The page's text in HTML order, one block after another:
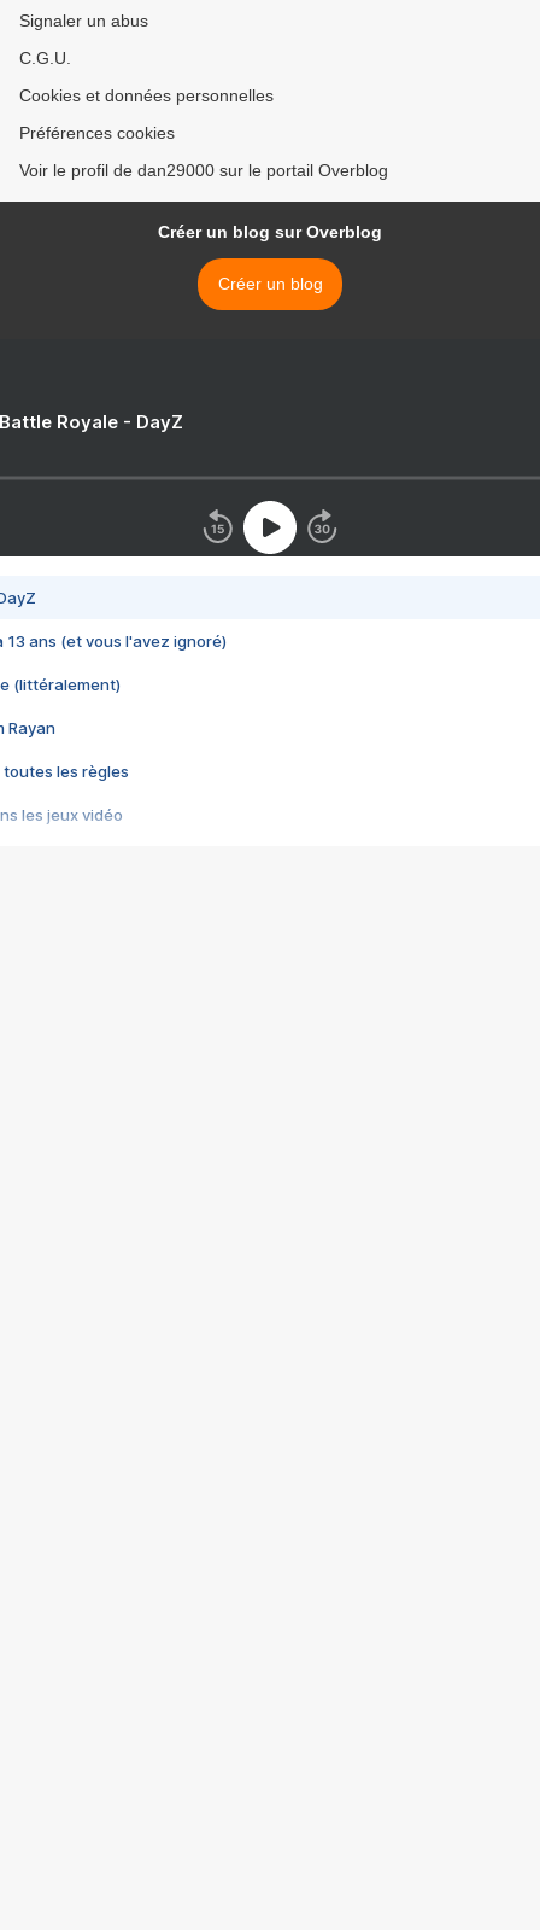
Signaler un abus
C.G.U.
Cookies et données personnelles
Préférences cookies
Voir le profil de dan29000 sur le portail Overblog
Créer un blog sur Overblog
Créer un blog
Royale - DayZ
13 ans (et vous l'avez ignoré)
(littéralement)
Rayan
toutes les règles
les jeux vidéo